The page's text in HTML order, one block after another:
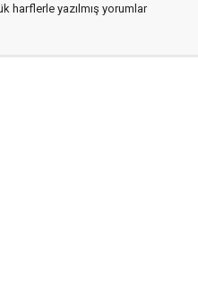
harflerle yazılmış yorumlar